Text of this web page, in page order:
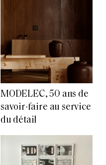
MODELEC, 50 ans de
savoir-faire au service
du détail